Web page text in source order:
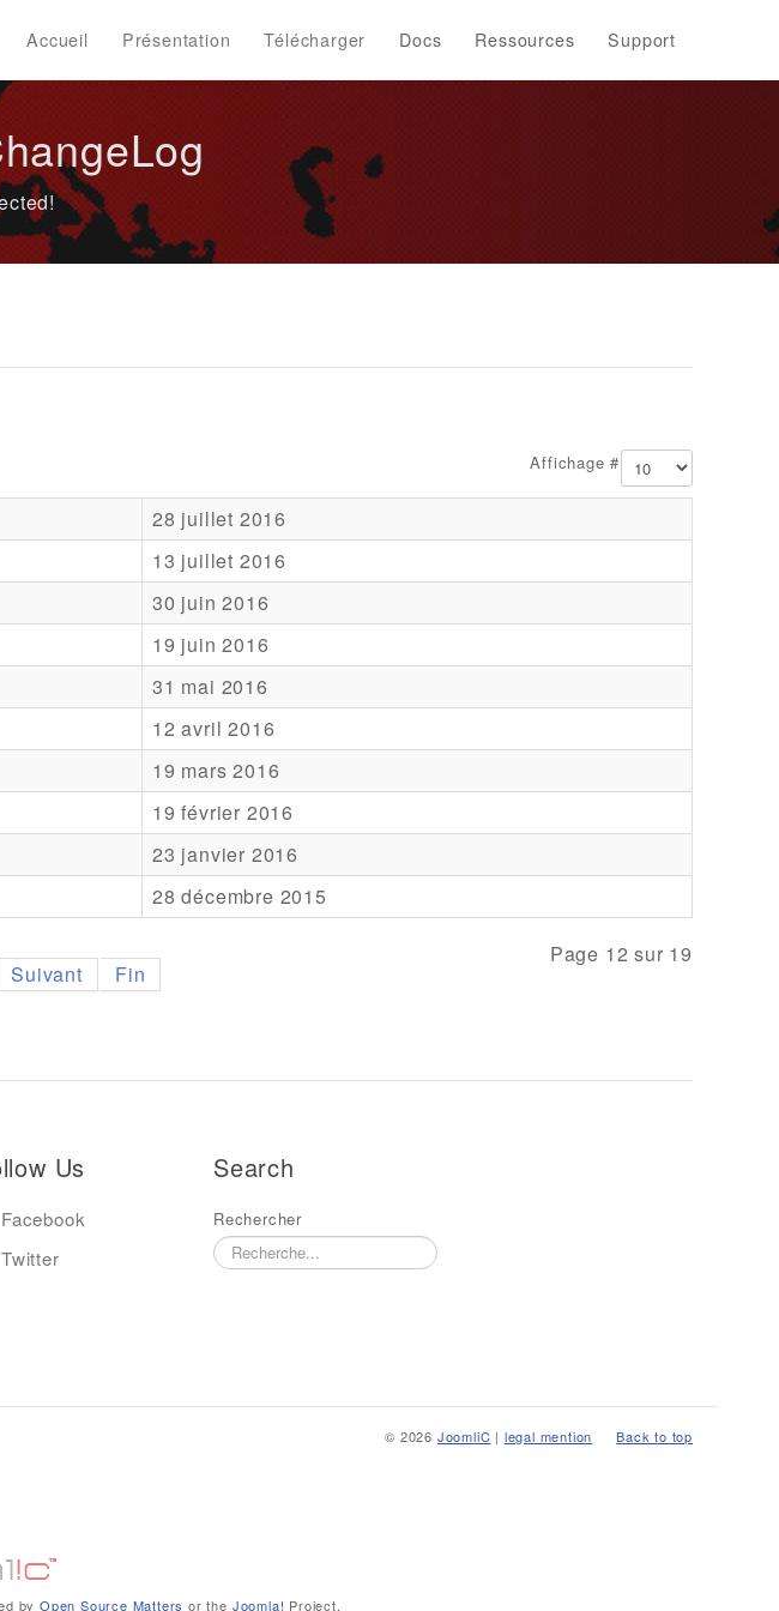
Accueil Présentation Télécharger Docs Ressources Support
Affichage #
28 juillet 2016
13 juillet 2016
30 juin 2016
19 juin 2016
31 mai 2016
12 avril 2016
19 mars 2016
19 février 2016
23 janvier 2016
28 décembre 2015
Page 12 sur 19
Suivant Fin
Us
Facebook
Twitter
Search
Rechercher
Back to top
© 2026 JoomliC | legal mention
byOpen Source Matters or the Joomla! Project.